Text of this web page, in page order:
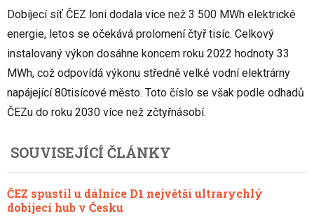
Dobíjecí síť ČEZ loni dodala více než 3 500 MWh elektrické
energie, letos se očekává prolomení čtyř tisíc. Celkový
instalovaný výkon dosáhne koncem roku 2022 hodnoty 33
MWh, což odpovídá výkonu středně velké vodní elektrárny
napájející 80tisícové město. Toto číslo se však podle odhadů
ČEZu do roku 2030 více než zčtyřnásobí.
SOUVISEJÍCÍ ČLÁNKY
ČEZ spustil u dálnice D1 největší ultrarychlý
dobíjecí hub v Česku